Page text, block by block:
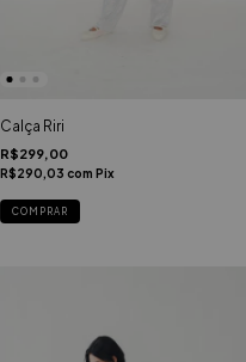
Calça Riri
R$299,00
R$290,03 com Pix
COMPRAR